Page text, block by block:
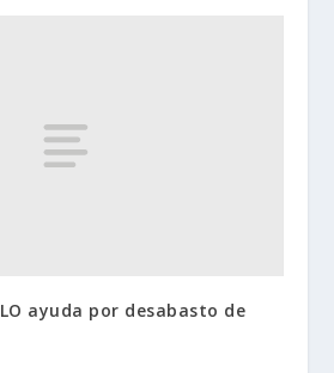
ayuda por desabasto de